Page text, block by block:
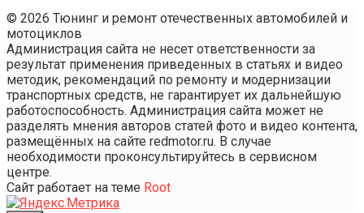
© 2026 Тюнинг и ремонт отечественных автомобилей и
мотоциклов
Администрация сайта не несет ответственности за
результат применения приведенных в статьях и видео
методик, рекомендаций по ремонту и модернизации
транспортных средств, не гарантирует их дальнейшую
работоспособность. Администрация сайта может не
разделять мнения авторов статей фото и видео контента,
размещённых на сайте redmotor.ru. В случае
необходимости проконсультируйтесь в сервисном
центре.
Сайт работает на теме Root